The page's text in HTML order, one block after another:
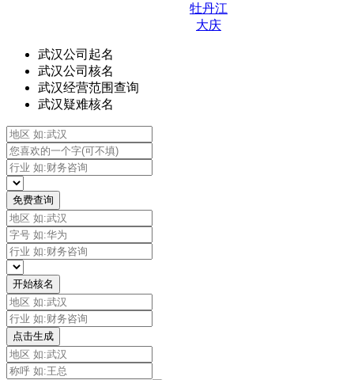
牡丹江
大庆
武汉公司起名
武汉公司核名
武汉经营范围查询
武汉疑难核名
免费查询
开始核名
点击生成